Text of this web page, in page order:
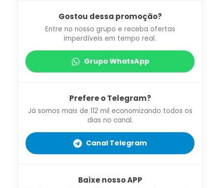
Gostou dessa promoção?
Entre no nosso grupo e receba ofertas
imperdíveis em tempo real.
Grupo WhatsApp
Prefere o Telegram?
Já somos mais de 112 mil economizando todos os
dias no canal.
Canal Telegram
Baixe nosso APP